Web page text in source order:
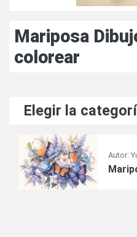
Mariposa
colorear
Elegir la
Autor: